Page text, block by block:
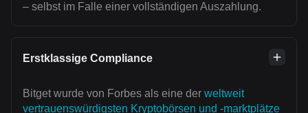
– selbst im Falle einer vollständigen Auszahlung.
Erstklassige Compliance
Bitget wurde von Forbes als eine der weltweit
vertrauenswürdigsten Kryptobörsen und -marktplätze